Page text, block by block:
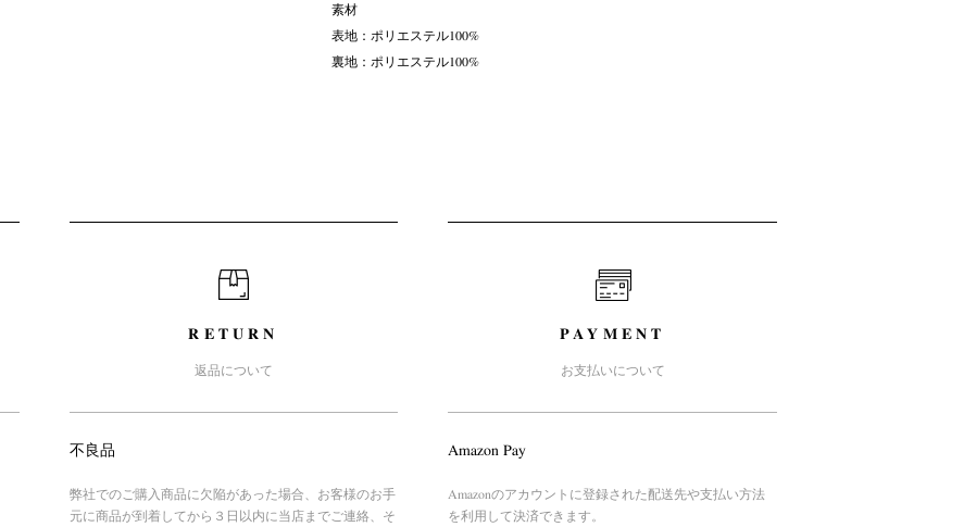
素材
表地：ポリエステル100%
裏地：ポリエステル100%
RETURN
返品について
不良品
弊社でのご購入商品に欠陥があった場合、お客様のお手
元に商品が到着してから３日以内に当店までご連絡、そ
PAYMENT
お支払いについて
Amazon Pay
Amazonのアカウントに登録された配送先や支払い方法
を利用して決済できます。